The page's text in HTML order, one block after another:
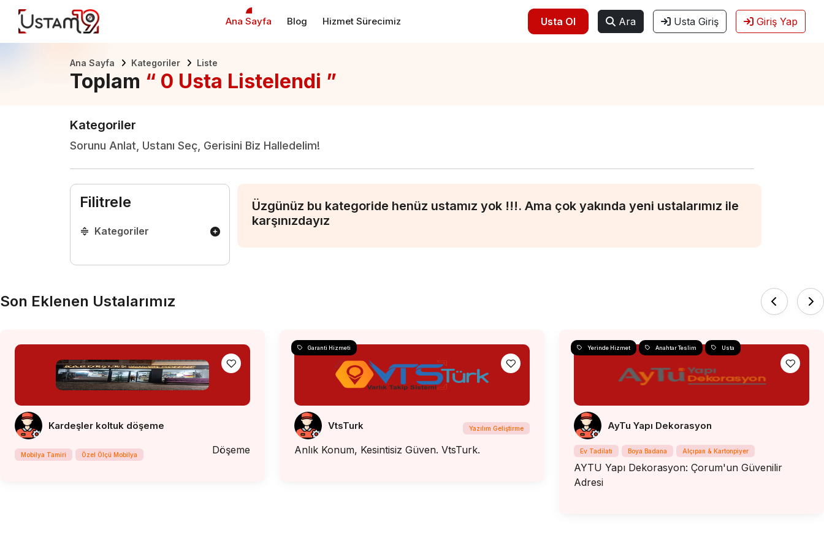
Ana Sayfa Blog Hizmet Sürecimiz Usta Ol Ara Usta Giriş Giriş Yap
Ana Sayfa Kategoriler Liste
Toplam “ 0 Usta Listelendi ”
Kategoriler
Sorunu Anlat, Ustanı Seç, Gerisini Biz Halledelim!
Filitrele
Kategoriler
Üzgünüz bu kategoride henüz ustamız yok !!!. Ama çok yakında yeni ustalarımız ile
karşınızdayız
Son Eklenen Ustalarımız
Kardeşler koltuk döşeme
Mobilya Tamiri Özel Ölçü Mobilya Döşeme
Garanti Hizmeti
VtsTurk Yazılım Geliştirme
Anlık Konum, Kesintisiz Güven. VtsTurk.
Yerinde Hizmet Anahtar Teslim Usta
AyTu Yapı Dekorasyon
Ev Tadilatı Boya Badana Alçıpan & Kartonpiyer
AYTU Yapı Dekorasyon: Çorum'un Güvenilir
Adresi